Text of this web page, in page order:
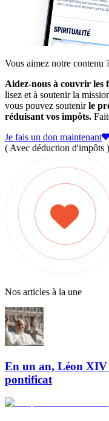
Vous aimez notre contenu
Aidez-nous à couvrir les
lisez et à soutenir la
vous pouvez soutenirle
réduisant vos impôts.
Je fais un don maintenant
( Avec déduction d'impôts )
Nos articles à la une
En un an, Léon XIV
pontificat